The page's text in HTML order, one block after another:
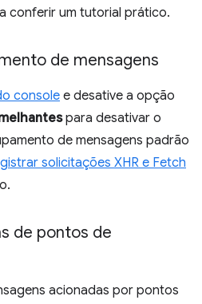
conferir um tutorial prático.
de mensagens
console e desative a opção
para desativar o
de mensagens padrão
solicitações XHR e Fetch
de pontos de
acionadas por pontos